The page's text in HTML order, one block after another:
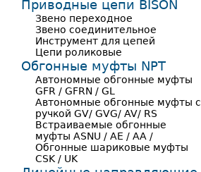
Приводные цепи BISON
Звено переходное
Звено соединительное
Инструмент для цепей
Цепи роликовые
Обгонные муфты NPT
Автономные обгонные муфты
GFR / GFRN / GL
Автономные обгонные муфты с
ручкой GV/ GVG/ AV/ RS
Встраиваемые обгонные
муфты ASNU / AE / AA /
Обгонные шариковые муфты
CSK / UK